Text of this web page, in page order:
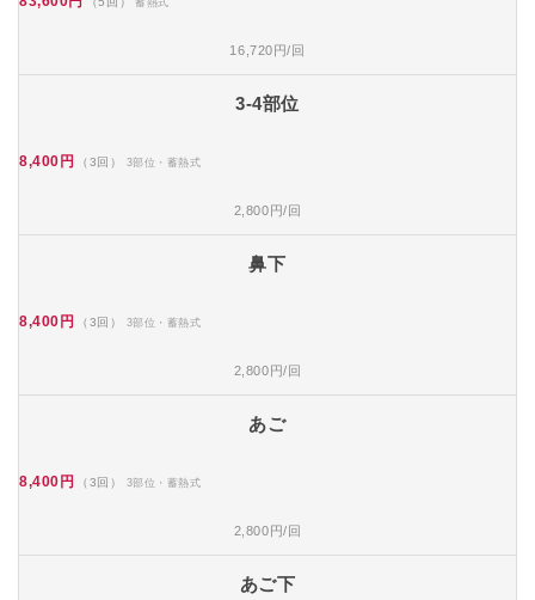
16,720円/回
3-4部位
8,400円 （3回） 3部位・蓄熱式
2,800円/回
鼻下
8,400円 （3回） 3部位・蓄熱式
2,800円/回
あご
8,400円 （3回） 3部位・蓄熱式
2,800円/回
あご下